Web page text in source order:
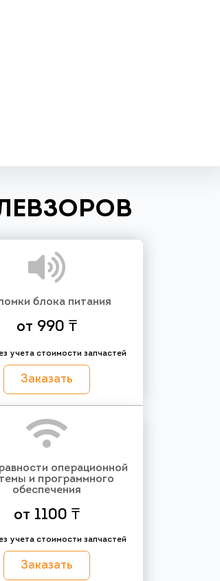
блока питания
от 990 ₸
учета стоимости запчастей
Заказать
операционной
и программного
обеспечения
от 1100 ₸
учета стоимости запчастей
Заказать